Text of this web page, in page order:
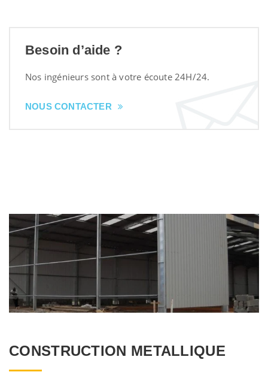
Besoin d’aide ?
Nos ingénieurs sont à votre écoute 24H/24.
NOUS CONTACTER
CONSTRUCTION METALLIQUE